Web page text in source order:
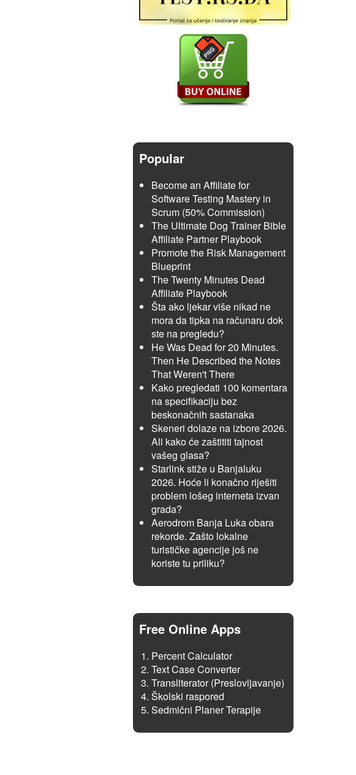
Popular
Become an Affiliate for
Software Testing Mastery in
Scrum (50% Commission)
The Ultimate Dog Trainer Bible
Affiliate Partner Playbook
Promote the Risk Management
Blueprint
The Twenty Minutes Dead
Affiliate Playbook
Šta ako ljekar više nikad ne
mora da tipka na računaru dok
ste na pregledu?
He Was Dead for 20 Minutes.
Then He Described the Notes
That Weren't There
Kako pregledati 100 komentara
na specifikaciju bez
beskonačnih sastanaka
Skeneri dolaze na izbore 2026.
Ali kako će zaštititi tajnost
vašeg glasa?
Starlink stiže u Banjaluku
2026. Hoće li konačno riješiti
problem lošeg interneta izvan
grada?
Aerodrom Banja Luka obara
rekorde. Zašto lokalne
turističke agencije još ne
koriste tu priliku?
Free Online Apps
Percent Calculator
Text Case Converter
Transliterator (Preslovljavanje)
Školski raspored
Sedmični Planer Terapije